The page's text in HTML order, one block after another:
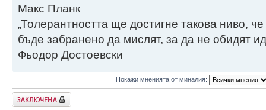
Макс Планк
„Толерантността ще достигне такова ниво,
бъде забранено да мислят, за да не обидят
Фьодор Достоевски
Покажи мненията от миналия:
Заключена